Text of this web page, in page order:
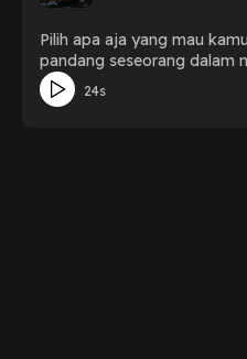
Pilih apa aja yang mau
pandang seseorang dalam
24s